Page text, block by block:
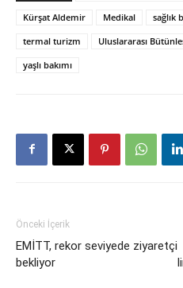
Kürşat Aldemir
Medikal sağlık
termal turizm
Uluslararası
yaşlı bakımı
Önceki İçerik
EMİTT, rekor seviyede ziyaretçi
bekliyor